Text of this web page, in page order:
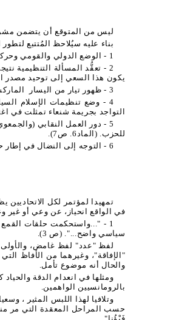
ليس من المتوقع أن يتضمن
بناء عليه سيُلاحظ المُتتبع
1 - الوضع الدولي والقومي وحركة تحرر الشعوب. وبغياب هذا البعد لم يرد ذكر المهدي بن بركة مثلا.
2 - تعقُّد المسألة التنظيمية
يكون هذا السعي إلى توحيد مصدر
3 - ظهور تيار من اليسار
4 - وضع تنظيمات الإسلام السياسي الطارئة في الساحة المغربية نفسَها في صف خصوم التوجه الجديد للاتحاد نحو الوضوح الأيديولوجي والعمل الديمقراطي في إطار المؤسسات.
التواجد بجريمة شنعاء تمثلت في
5 - دور العمل النقابي
للحزب. (الماد6. ص7).
6 - التوجه إلى النضال في إطار حقوق الإنسان استفادة من التوجه العالمي في هذا المجال، ومن رصيد الحزب من الكفاءات في المجال الحقوقي والفكري طوال الثمانينات والتسعينات.
تمهيدا لمؤتمر لكل الاتحاديين
في الواقع انحياز، عن وعي أو
1 - "...واستحكمت حلقات القمع
سياسي واضح...". (ص 3).
لفظ "عدد" لفظ غامض، والأولى
"الإفاقة"، وغيرهما من الأفاظ
والحال أنه موضوع تأمل.
بالرومانسيين الواهمين.
وتلافيا لهذا اللبس المثير ،
حسب المراحل المعقدة التي مر